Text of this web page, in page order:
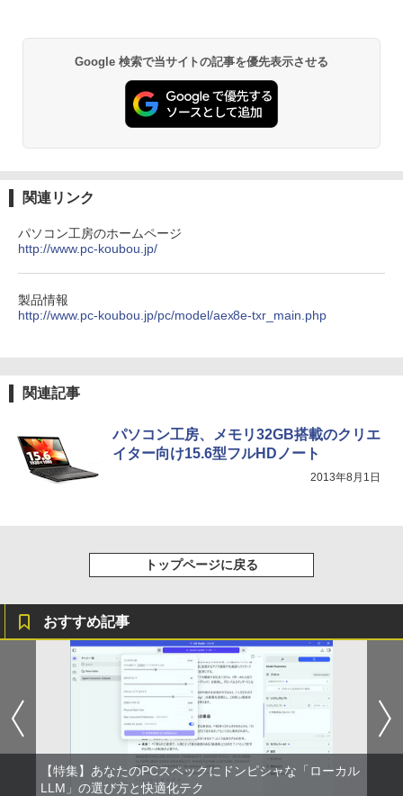
￥29,800
エース)
￥832
クスDIGITAL)
HUNTER×HUNTER モノクロ版 39 (ジャンプ
Google 検索で当サイトの記事を優先表示させる
関連リンク
パソコン工房のホームページ
http://www.pc-koubou.jp/
製品情報
http://www.pc-koubou.jp/pc/model/aex8e-txr_main.php
関連記事
パソコン工房、メモリ32GB搭載のクリエ
イター向け15.6型フルHDノート
2013年8月1日
トップページに戻る
おすすめ記事
【特集】あなたのPCスペックにドンピシャな「ローカル
LLM」の選び方と快適化テク